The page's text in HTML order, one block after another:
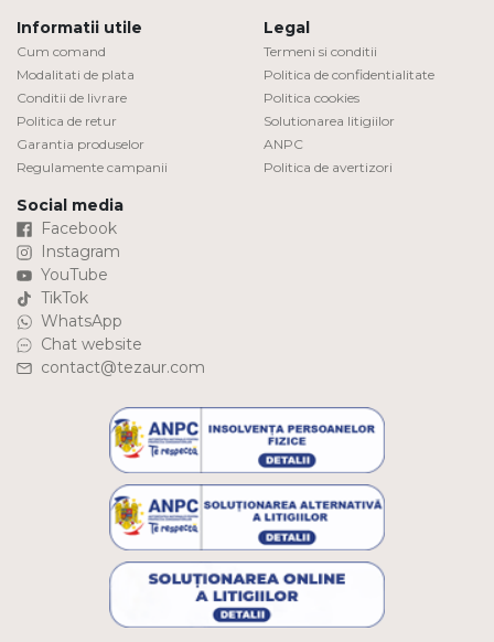
Informatii utile
Cum comand
Modalitati de plata
Conditii de livrare
Politica de retur
Garantia produselor
Regulamente campanii
Legal
Termeni si conditii
Politica de confidentialitate
Politica cookies
Solutionarea litigiilor
ANPC
Politica de avertizori
Social media
Facebook
Instagram
YouTube
TikTok
WhatsApp
Chat website
contact@tezaur.com